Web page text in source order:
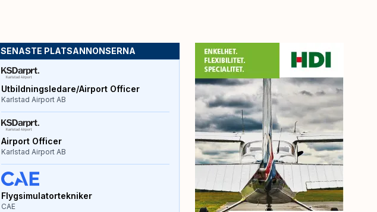
SENASTE PLATSANNONSERNA
Utbildningsledare/Airport Officer
Karlstad Airport AB
Airport Officer
Karlstad Airport AB
Flygsimulatortekniker
CAE